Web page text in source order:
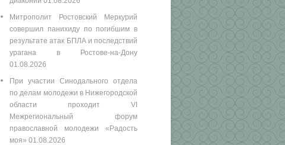
Митрополит Ростовский Меркурий
совершил панихиду по погибшим в
результате атак БПЛА и последствий
урагана в Ростове-на-Дону
01.08.2026
При участии Синодального отдела
по делам молодежи в Нижегородской
области проходит VI
Межрегиональный форум
православной молодежи «Радость
моя» 01.08.2026